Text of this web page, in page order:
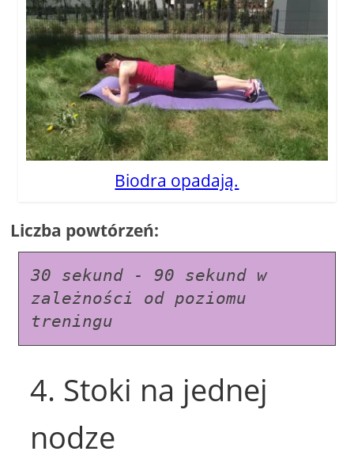
Biodra opadają.
Liczba powtórzeń:
30 sekund - 90 sekund w
zależności od poziomu
treningu
4. Stoki na jednej
nodze